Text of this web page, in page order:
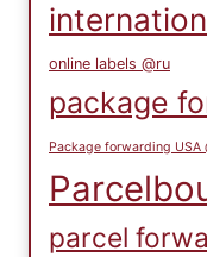
online labels @ru
package
Package forwarding USA
parcel